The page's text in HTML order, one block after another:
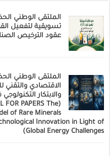
الملتقى الوطني
عقود الترخيص
الملتقى الوطني
الاقتصادي والتقني
والابتكار
FOR PAPERS The
of Rare Minerals
Innovation in Light of
Global Energy Challenges)